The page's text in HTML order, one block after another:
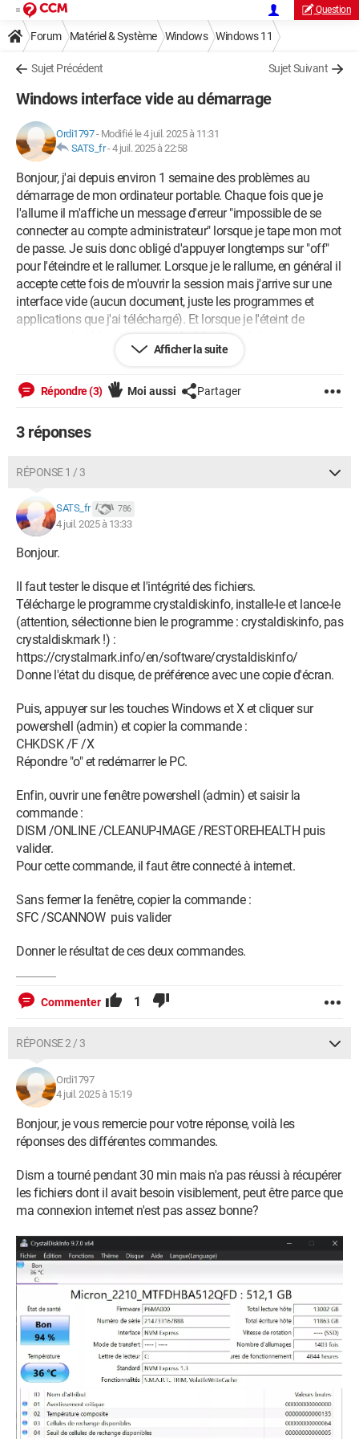
Question
Forum Matériel & Système Windows Windows 11
Sujet Précédent Sujet Suivant
Windows interface vide au démarrage
Ordi1797- Modifié le 4 juil. 2025 à 11:31
SATS_fr-4 juil. 2025 à 22:58
Bonjour, j'ai depuis environ 1 semaine des problèmes au
démarrage de mon ordinateur portable. Chaque fois que je
l'allume il m'affiche un message d'erreur "impossible de se
connecter au compte administrateur" lorsque je tape mon mot
de passe. Je suis donc obligé d'appuyer longtemps sur "off"
pour l'éteindre et le rallumer. Lorsque je le rallume, en général il
accepte cette fois de m'ouvrir la session mais j'arrive sur une
interface vide (aucun document, juste les programmes et
applications que j'ai téléchargé). Et lorsque je l'éteint de
nouveau c'est bien ma session habituelle qui s'ouvre sans
problème. A ceci près qu'il a souvent du mal à se connecter à
régulièrement, m'obligeant a réeteindre l'ordinateur et
avec CC cleaner mais ça n'a rien changé.
Afficher la suite
Répondre (3) Moi aussi Partager
3 réponses
RÉPONSE 1 / 3
SATS_fr 786
4 juil. 2025 à 13:33
Bonjour.
Il faut tester le disque et l'intégrité des fichiers.
Télécharge le programme crystaldiskinfo, installe-le et lance-le
(attention, sélectionne bien le programme : crystaldiskinfo, pas
crystaldiskmark !) :
https://crystalmark.info/en/software/crystaldiskinfo/
Donne l'état du disque, de préférence avec une copie d'écran.
Puis, appuyer sur les touches Windows et X et cliquer sur
powershell (admin) et copier la commande :
CHKDSK /F /X
Répondre "o" et redémarrer le PC.
Enfin, ouvrir une fenêtre powershell (admin) et saisir la
commande :
DISM /ONLINE /CLEANUP-IMAGE /RESTOREHEALTH puis
valider.
Pour cette commande, il faut être connecté à internet.
Sans fermer la fenêtre, copier la commande :
SFC /SCANNOW puis valider
Donner le résultat de ces deux commandes.
Commenter 1
RÉPONSE 2 / 3
Ordi1797
4 juil. 2025 à 15:19
Bonjour, je vous remercie pour votre réponse, voilà les
réponses des différentes commandes.
Dism a tourné pendant 30 min mais n'a pas réussi à récupérer
les fichiers dont il avait besoin visiblement, peut être parce que
ma connexion internet n'est pas assez bonne?